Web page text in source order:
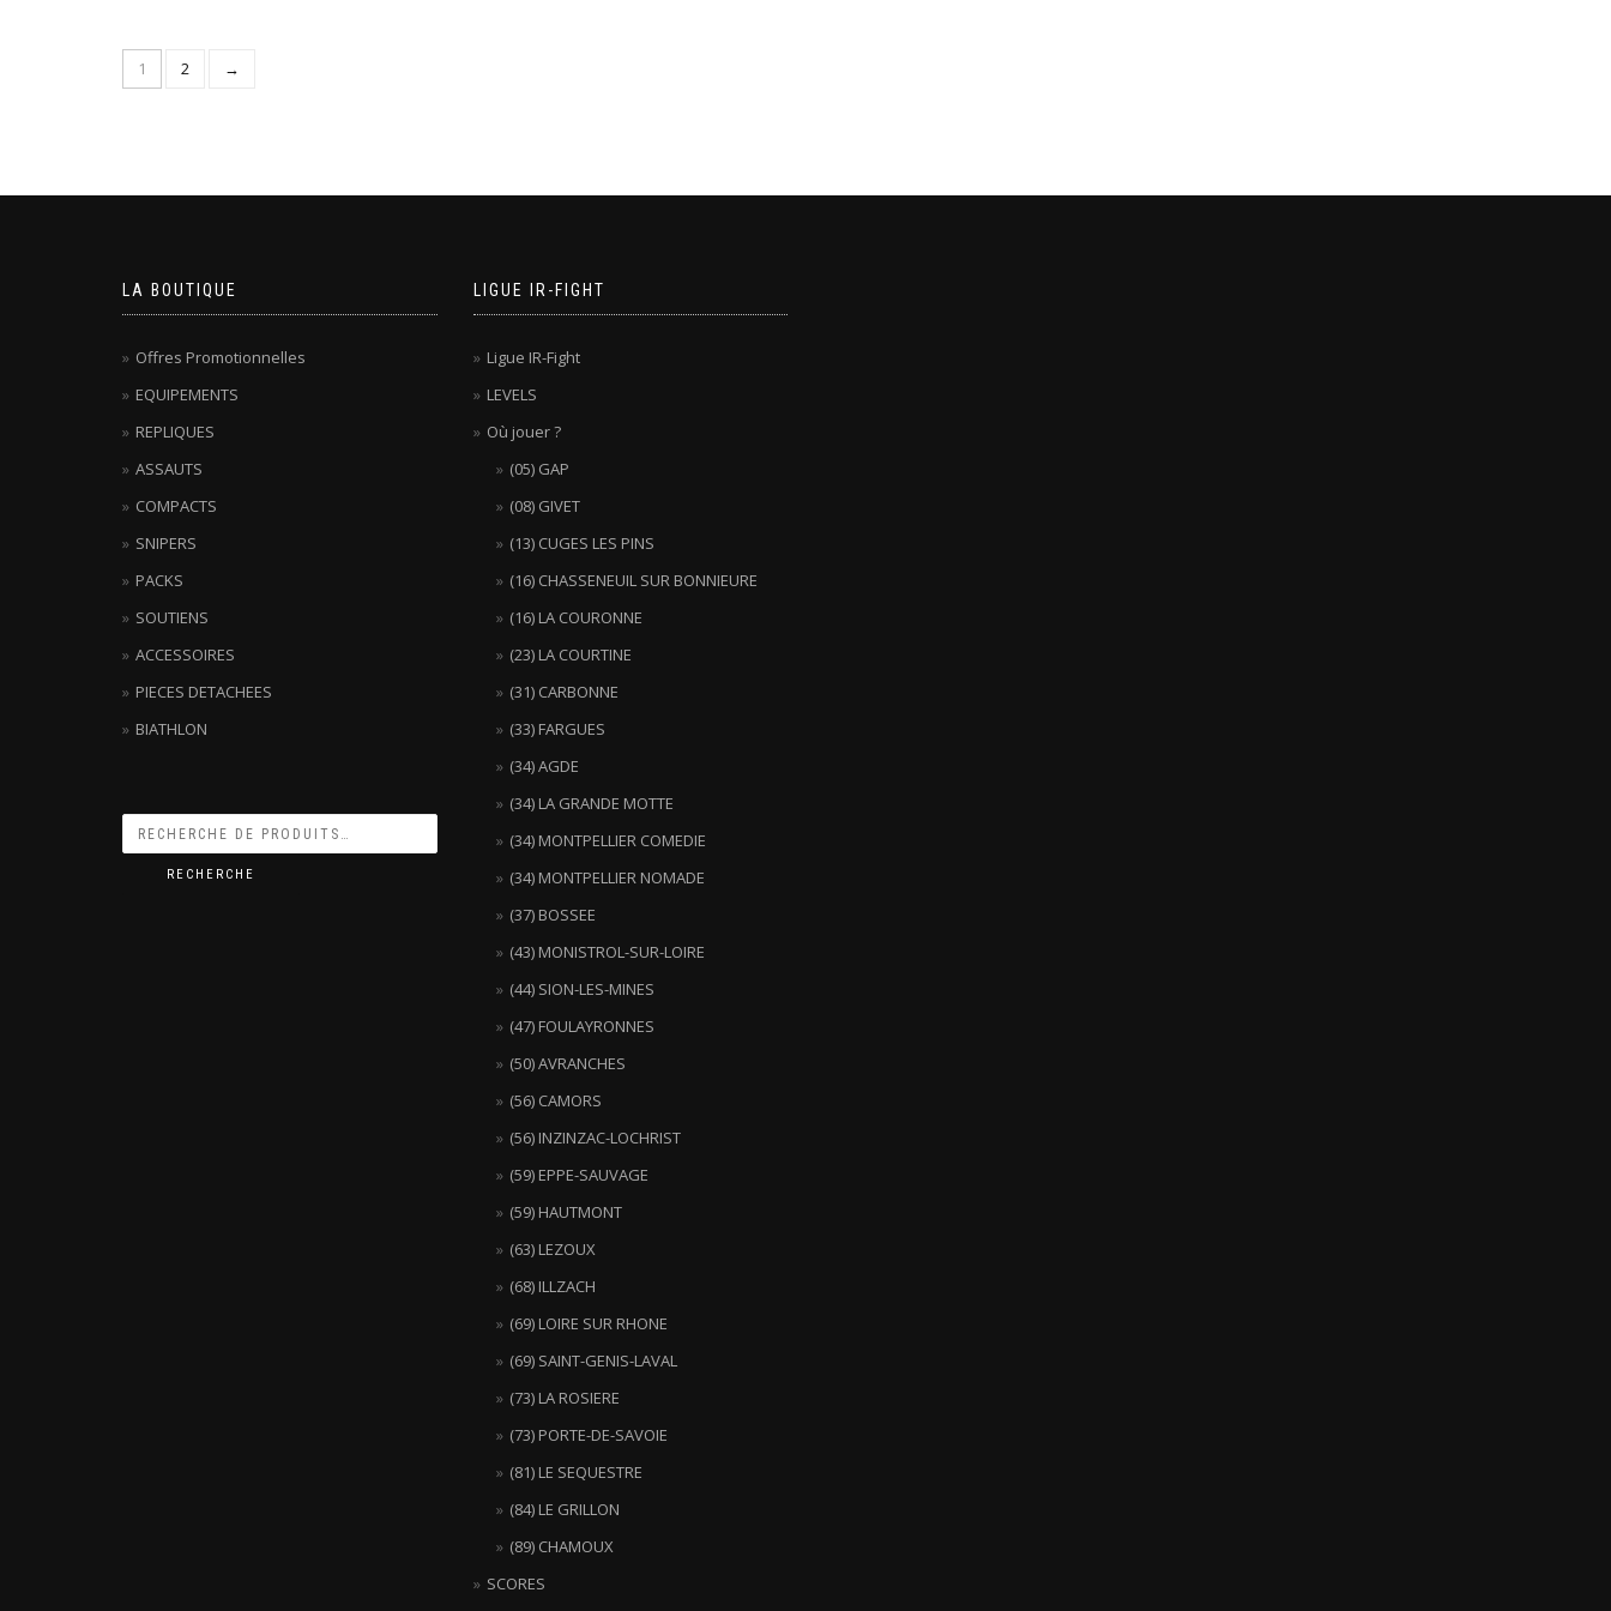
1 2 →
LA BOUTIQUE
Offres Promotionnelles
EQUIPEMENTS
REPLIQUES
ASSAUTS
COMPACTS
SNIPERS
PACKS
SOUTIENS
ACCESSOIRES
PIECES DETACHEES
BIATHLON
RECHERCHE
LIGUE IR-FIGHT
Ligue IR-Fight
LEVELS
Où jouer ?
(05) GAP
(08) GIVET
(13) CUGES LES PINS
(16) CHASSENEUIL SUR BONNIEURE
(16) LA COURONNE
(23) LA COURTINE
(31) CARBONNE
(33) FARGUES
(34) AGDE
(34) LA GRANDE MOTTE
(34) MONTPELLIER COMEDIE
(34) MONTPELLIER NOMADE
(37) BOSSEE
(43) MONISTROL-SUR-LOIRE
(44) SION-LES-MINES
(47) FOULAYRONNES
(50) AVRANCHES
(56) CAMORS
(56) INZINZAC-LOCHRIST
(59) EPPE-SAUVAGE
(59) HAUTMONT
(63) LEZOUX
(68) ILLZACH
(69) LOIRE SUR RHONE
(69) SAINT-GENIS-LAVAL
(73) LA ROSIERE
(73) PORTE-DE-SAVOIE
(81) LE SEQUESTRE
(84) LE GRILLON
(89) CHAMOUX
SCORES